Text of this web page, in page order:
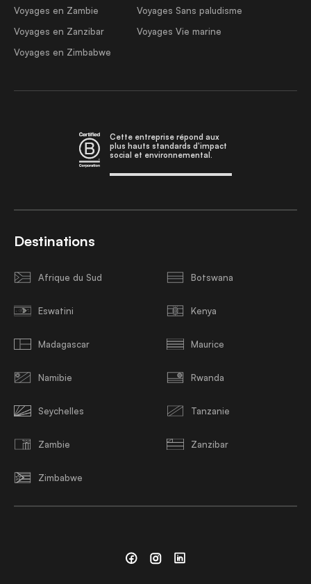
Voyages en Zambie
Voyages en Zanzibar
Voyages en Zimbabwe
Voyages Sans paludisme
Voyages Vie marine
Cette entreprise répond aux
plus hauts standards d'impact
social et environnemental.
Destinations
Afrique du Sud Botswana
Eswatini Kenya
Madagascar Maurice
Namibie Rwanda
Seychelles Tanzanie
Zambie Zanzibar
Zimbabwe
FacebookInstagramLinkedin